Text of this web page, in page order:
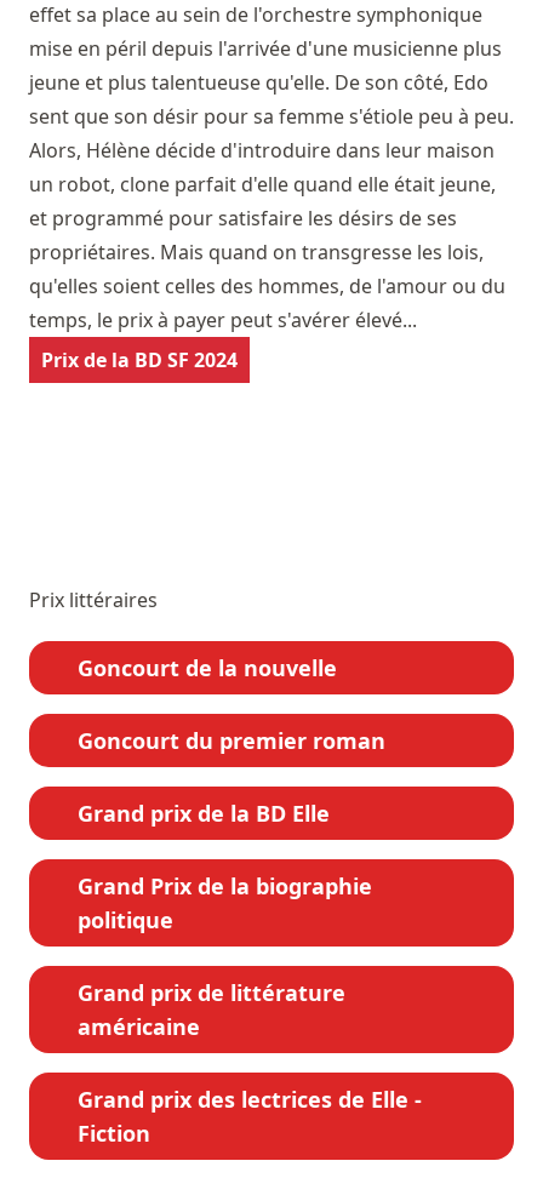
effet sa place au sein de l'orchestre symphonique
mise en péril depuis l'arrivée d'une musicienne plus
jeune et plus talentueuse qu'elle. De son côté, Edo
sent que son désir pour sa femme s'étiole peu à peu.
Alors, Hélène décide d'introduire dans leur maison
un robot, clone parfait d'elle quand elle était jeune,
et programmé pour satisfaire les désirs de ses
propriétaires. Mais quand on transgresse les lois,
qu'elles soient celles des hommes, de l'amour ou du
temps, le prix à payer peut s'avérer élevé...
Prix de la BD SF 2024
Prix littéraires
Goncourt de la nouvelle
Goncourt du premier roman
Grand prix de la BD Elle
Grand Prix de la biographie
politique
Grand prix de littérature
américaine
Grand prix des lectrices de Elle -
Fiction